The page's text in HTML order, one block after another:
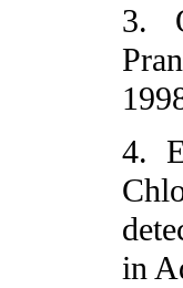
3.
4.
in